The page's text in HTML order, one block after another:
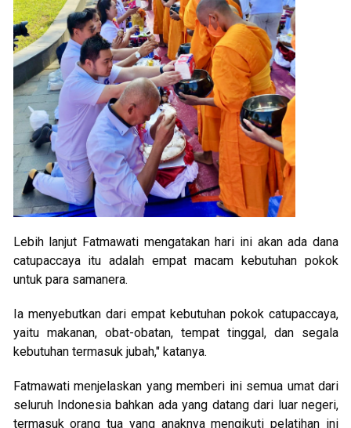
Lebih lanjut Fatmawati mengatakan hari ini akan ada dana
catupaccaya itu adalah empat macam kebutuhan pokok
untuk para samanera.
Ia menyebutkan dari empat kebutuhan pokok catupaccaya,
yaitu makanan, obat-obatan, tempat tinggal, dan segala
kebutuhan termasuk jubah," katanya.
Fatmawati menjelaskan yang memberi ini semua umat dari
seluruh Indonesia bahkan ada yang datang dari luar negeri,
termasuk orang tua yang anaknya mengikuti pelatihan ini